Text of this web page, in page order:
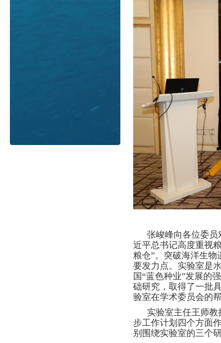
张峻峰向各位委员
近平总书记高度重视
粮仓”。突破海洋生
要发力点。实验室是
国“蓝色种业”发展的
础研究，取得了一批
验室在学术委员会的
实验室主任王师
步工作计划四个方面
别围绕实验室的三个